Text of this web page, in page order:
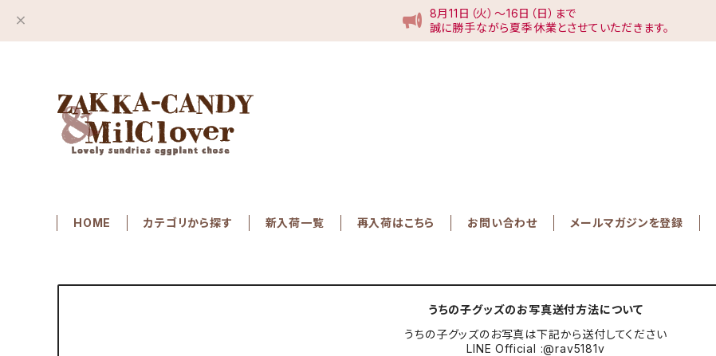
8月11日（火）〜16日（日）まで
誠に勝手ながら夏季休業とさせていただきます。
HOME カテゴリから探す 新入荷一覧 再入荷はこちら お問い合わせ メールマガジンを登録
うちの子グッズのお写真送付方法について
うちの子グッズのお写真は下記から送付してください
LINE Official :@rav5181v